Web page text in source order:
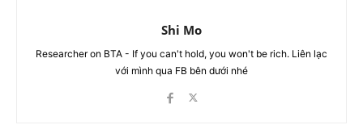
Shi Mo
Researcher on BTA - If you can't hold, you won't be rich. Liên lạc
với mình qua FB bên dưới nhé